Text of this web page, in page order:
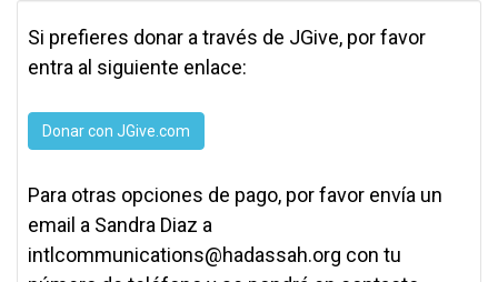
Si prefieres donar a través de JGive, por favor
entra al siguiente enlace:
Donar con JGive.com
Para otras opciones de pago, por favor envía un
email a Sandra Diaz a
intlcommunications@hadassah.org con tu